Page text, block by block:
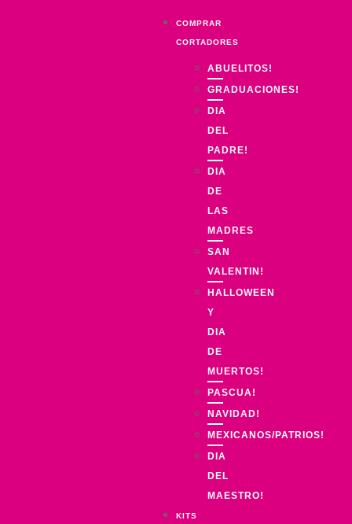
COMPRAR
CORTADORES
ABUELITOS!
GRADUACIONES!
DIA
DEL
PADRE!
DIA
DE
LAS
MADRES
SAN
VALENTIN!
HALLOWEEN
Y
DIA
DE
MUERTOS!
PASCUA!
NAVIDAD!
MEXICANOS/PATRIOS!
DIA
DEL
MAESTRO!
KITS